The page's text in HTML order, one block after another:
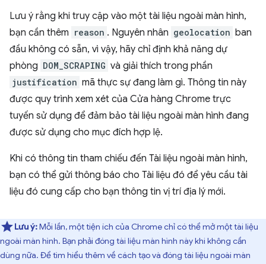
Lưu ý rằng khi truy cập vào một tài liệu ngoài màn hình,
bạn cần thêm reason . Nguyên nhân geolocation ban
đầu không có sẵn, vì vậy, hãy chỉ định khả năng dự
phòng DOM_SCRAPING và giải thích trong phần
justification mã thực sự đang làm gì. Thông tin này
được quy trình xem xét của Cửa hàng Chrome trực
tuyến sử dụng để đảm bảo tài liệu ngoài màn hình đang
được sử dụng cho mục đích hợp lệ.
Khi có thông tin tham chiếu đến Tài liệu ngoài màn hình,
bạn có thể gửi thông báo cho Tài liệu đó để yêu cầu tài
liệu đó cung cấp cho bạn thông tin vị trí địa lý mới.
Lưu ý:Mỗi lần, một tiện ích của Chrome chỉ có thể mở một tài liệu
ngoài màn hình. Bạn phải đóng tài liệu màn hình này khi không cần
dùng nữa. Để tìm hiểu thêm về cách tạo và đóng tài liệu ngoài màn